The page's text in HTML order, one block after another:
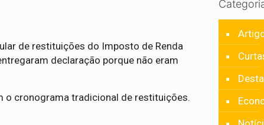
de restituições do Imposto de Renda
declaração porque não eram
o cronograma tradicional de restituições.